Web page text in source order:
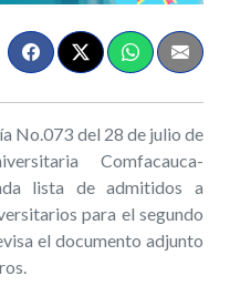
No.073 del 28 de julio de
Comfacauca-
lista de admitidos a
para el segundo
el documento adjunto